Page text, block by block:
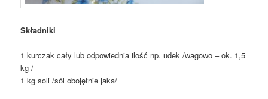
Składniki
1 kurczak cały lub odpowiednia ilość np. udek /wagowo – ok. 1,5
kg /
1 kg soli /sól obojętnie jaka/